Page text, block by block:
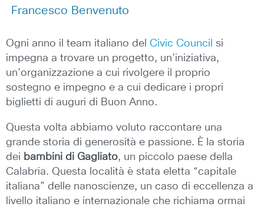
Francesco Benvenuto
Ogni anno il team italiano del Civic Council si
impegna a trovare un progetto, un’iniziativa,
un’organizzazione a cui rivolgere il proprio
sostegno e impegno e a cui dedicare i propri
biglietti di auguri di Buon Anno.
Questa volta abbiamo voluto raccontare una
grande storia di generosità e passione. È la storia
dei bambini di Gagliato, un piccolo paese della
Calabria. Questa località è stata eletta “capitale
italiana” delle nanoscienze, un caso di eccellenza a
livello italiano e internazionale che richiama ormai